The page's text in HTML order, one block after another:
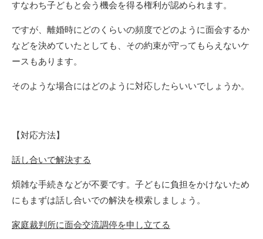
すなわち子どもと会う機会を得る権利が認められます。
ですが、離婚時にどのくらいの頻度でどのように面会するか
などを決めていたとしても、その約束が守ってもらえないケ
ースもあります。
そのような場合にはどのように対応したらいいでしょうか。
【対応方法】
話し合いで解決する
煩雑な手続きなどが不要です。子どもに負担をかけないため
にもまずは話し合いでの解決を模索しましょう。
家庭裁判所に面会交流調停を申し立てる